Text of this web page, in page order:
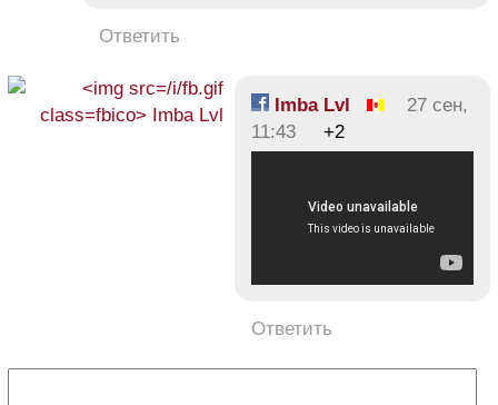
Ответить
Imba Lvl
27 сен,
11:43
+2
Ответить